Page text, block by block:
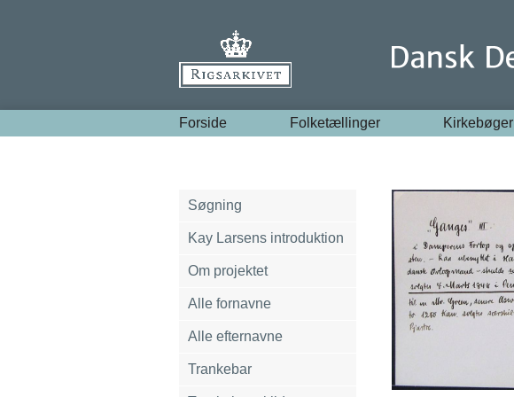
Forside Folketællinger Kirkebøger
Søgning
Kay Larsens introduktion
Om projektet
Alle fornavne
Alle efternavne
Trankebar